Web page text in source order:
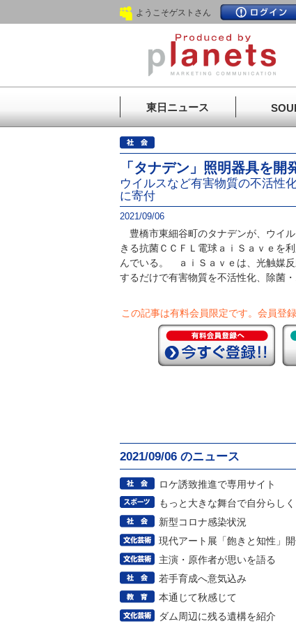
ようこそゲストさん
東日ニュース
「タナデン」照明器具を開
ウイルスなど有害物質の不活性
に寄付
2021/09/06
豊橋市東細谷町のタナデンが、ウイ
きる抗菌ＣＣＦＬ電球ａｉＳａｖｅを
んでいる。 ａｉＳａｖｅは、光触媒
するだけで有害物質を不活性化、除菌・
この記事は有料会員限定です。 会員登
2021/09/06 のニュース
ロケ誘致推進で専用サイト
もっと大きな舞台で自分らしく
新型コロナ感染状況
現代アート展「飽きと知性」
主演・原作者が思いを語る
若手育成へ意気込み
本通じて秋感じて
ダム周辺に残る遺構を紹介